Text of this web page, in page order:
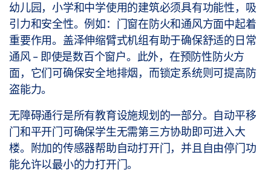
幼儿园，小学和中学使用的建筑必须具有功能性，吸
引力和安全性。例如：门窗在防火和通风方面中起着
重要作用。盖泽伸缩臂式机组有助于确保舒适的日常
通风 - 即使是数百个窗户。此外，在预防性防火方
面，它们可确保安全地排烟，而锁定系统则可提高防
盗能力。
无障碍通行是所有教育设施规划的一部分。自动平移
门和平开门可确保学生无需第三方协助即可进入大
楼。附加的传感器帮助自动打开门，并且自由停门功
能允许以最小的力打开门。